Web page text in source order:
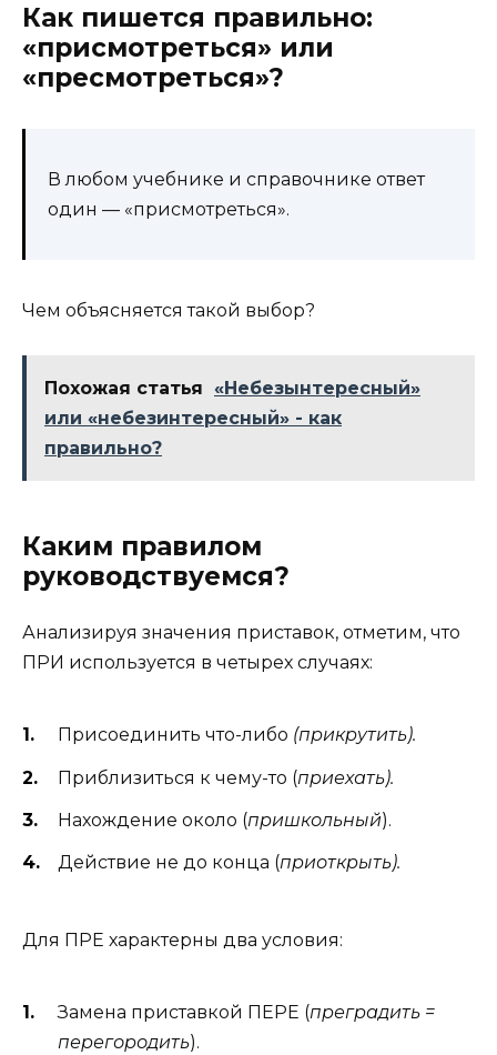
Как пишется правильно:
«присмотреться» или
«пресмотреться»?
В любом учебнике и справочнике ответ
один — «присмотреться».
Чем объясняется такой выбор?
Похожая статья
«Небезынтересный»
или «небезинтересный» - как
правильно?
Каким правилом
руководствуемся?
Анализируя значения приставок, отметим, что
ПРИ используется в четырех случаях:
Присоединить что-либо (прикрутить).
Приблизиться к чему-то (приехать).
Нахождение около (пришкольный).
Действие не до конца (приоткрыть).
Для ПРЕ характерны два условия:
Замена приставкой ПЕРЕ (преградить =
перегородить).